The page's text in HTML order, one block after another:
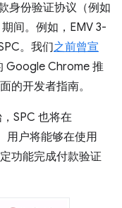
身份验证协议（例如
期间。例如，EMV 3-
。我们之前曾宣
Google Chrome 推
的开发者指南。
SPC 也将在
用户将能够在使用
功能完成付款验证